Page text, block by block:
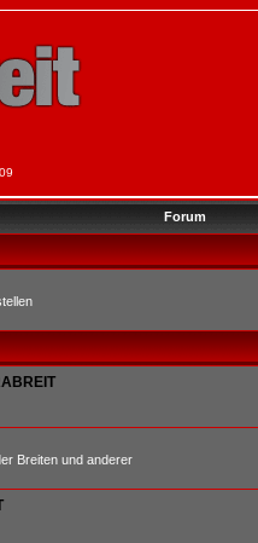
Forum
Breiten und anderer